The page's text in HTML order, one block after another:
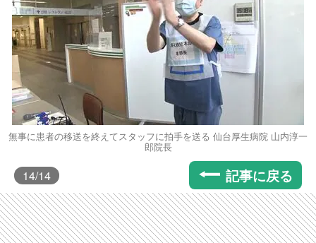
無事に患者の移送を終えてスタッフに拍手を送る 仙台厚生病院 山内淳一
郎院長
14/14 記事に戻る